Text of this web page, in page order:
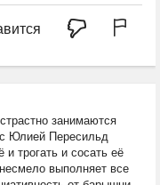
занимаются
Юлией Пересильд
и трогать и сосать её
выполняет все